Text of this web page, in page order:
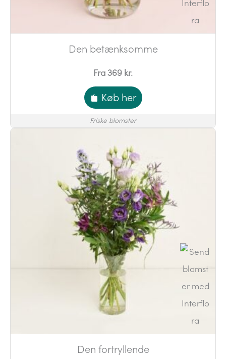
Den betænksomme
Fra 369 kr.
Køb her
Friske blomster
Den fortryllende